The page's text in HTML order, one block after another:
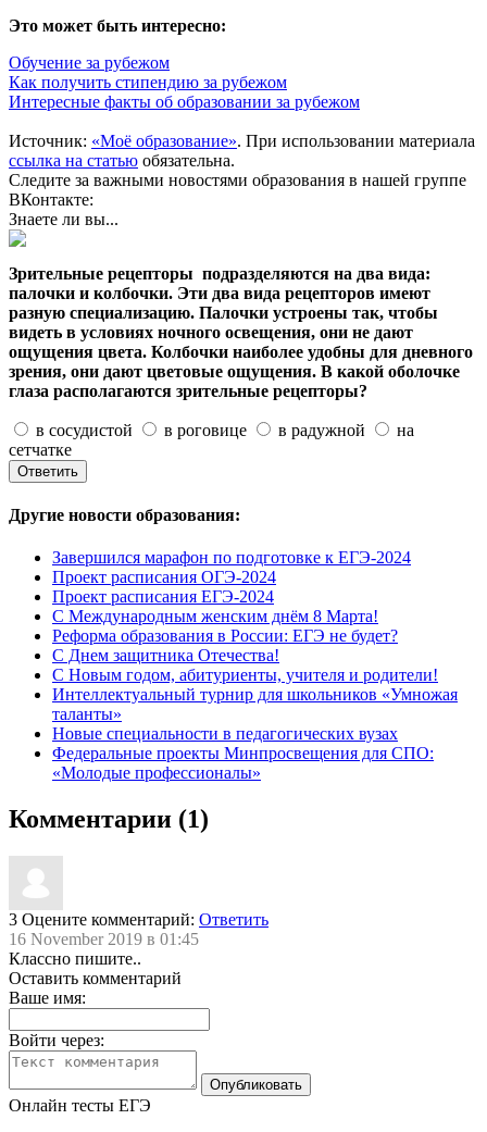
Это может быть интересно:
Обучение за рубежом
Как получить стипендию за рубежом
Интересные факты об образовании за рубежом
Источник: «Моё образование». При использовании материала
ссылка на статью обязательна.
Следите за важными новостями образования в нашей группе
ВКонтакте:
Знаете ли вы...
Зрительные рецепторы подразделяются на два вида:
палочки и колбочки. Эти два вида рецепторов имеют
разную специализацию. Палочки устроены так, чтобы
видеть в условиях ночного освещения, они не дают
ощущения цвета. Колбочки наиболее удобны для дневного
зрения, они дают цветовые ощущения. В какой оболочке
глаза располагаются зрительные рецепторы?
в сосудистой в роговице в радужной
на
сетчатке
Другие новости образования:
Завершился марафон по подготовке к ЕГЭ-2024
Проект расписания ОГЭ-2024
Проект расписания ЕГЭ-2024
С Международным женским днём 8 Марта!
Реформа образования в России: ЕГЭ не будет?
С Днем защитника Отечества!
С Новым годом, абитуриенты, учителя и родители!
Интеллектуальный турнир для школьников «Умножая
таланты»
Новые специальности в педагогических вузах
Федеральные проекты Минпросвещения для СПО:
«Молодые профессионалы»
Комментарии (1)
3 Оцените комментарий: Ответить
16 November 2019 в 01:45
Классно пишите..
Оставить комментарий
Ваше имя:
Войти через:
Онлайн тесты ЕГЭ